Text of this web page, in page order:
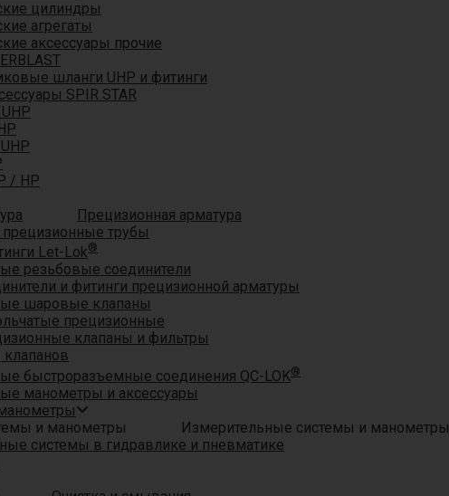
цилиндры
агрегаты
аксессуары прочие
шланги UHP и фитинги
SPIR STAR
/ HP
Прецизионная арматура
трубы
Let-Lok®
резьбовые соединители
и фитинги прецизионной арматуры
шаровые клапаны
прецизионные
клапаны и фильтры
быстроразъемные соединения QC-LOK®
манометры и аксессуары
Измерительные системы и манометры
системы в гидравлике и пневматике